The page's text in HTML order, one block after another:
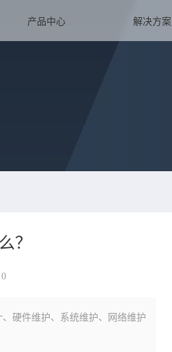
产品中心 解决方案
？
0
硬件维护、系统维护、网络维护